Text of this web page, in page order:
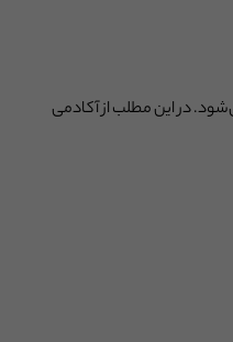
در این مطلب از آکادمی